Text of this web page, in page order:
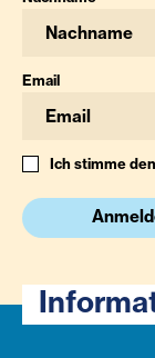
Email
Ich stimme